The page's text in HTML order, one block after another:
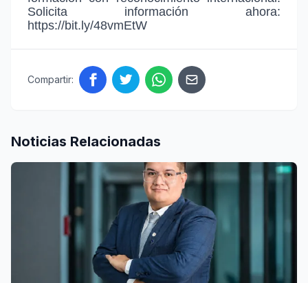
Solicita información ahora:
https://bit.ly/48vmEtW
Compartir:
Noticias Relacionadas